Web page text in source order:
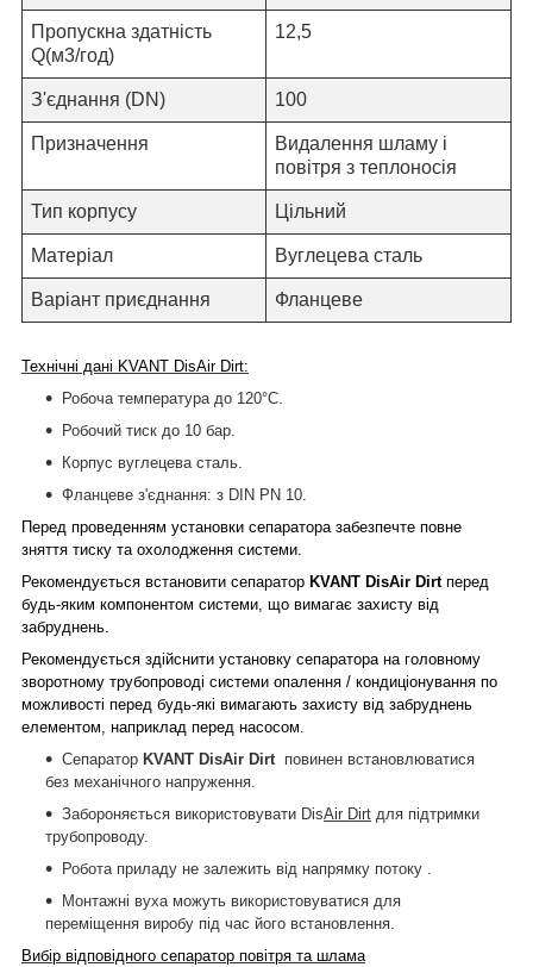
Пропускна здатність
Q(м3/год)
12,5
З'єднання (DN) 100
Призначення Видалення шламу і
повітряз теплоносія
Тип корпусу Цільний
Матеріал Вуглецева сталь
Варіант приєднання Фланцеве
Технічні дані KVANT DisAir Dirt:
Робоча температура до 120°С.
Робочий тиск до 10 бар.
Корпус вуглецева сталь.
Фланцеве з'єднання: з DIN PN 10.
Перед проведенням установки сепаратора забезпечте повне
зняття тиску та охолодження системи.
Рекомендується встановити сепаратор KVANT DisAir Dirtперед
будь-яким компонентом системи, що вимагає захисту від
забруднень.
Рекомендується здійснити установку сепаратора на головному
зворотному трубопроводі системи опалення / кондиціонування по
можливості перед будь-які вимагають захисту від забруднень
елементом, наприклад перед насосом.
Сепаратор KVANT DisAir Dirt повинен встановлюватися
без механічного напруження.
Забороняється використовувати DisAir Dirt для підтримки
трубопроводу.
Робота приладу не залежить від напрямку потоку .
Монтажні вуха можуть використовуватися для
переміщення виробу під час його встановлення.
Вибір відповідного сепаратор повітря та шлама